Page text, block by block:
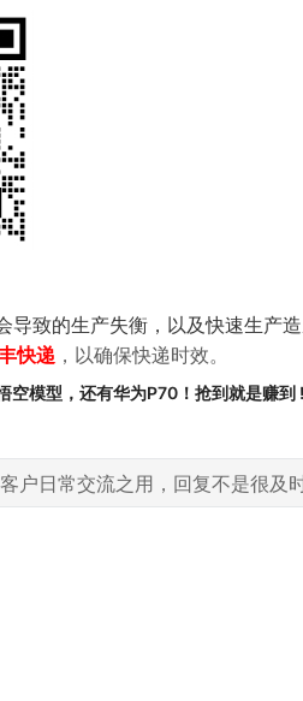
导致的生产失衡，以及快速生产
快递 ，以确保快递时效。
空模型，还有华为P70！抢到就是赚到 !
户日常交流之用，回复不是很及